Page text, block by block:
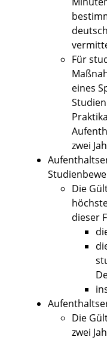
Für
eines
zwei
Die
dieser
Die
zwei